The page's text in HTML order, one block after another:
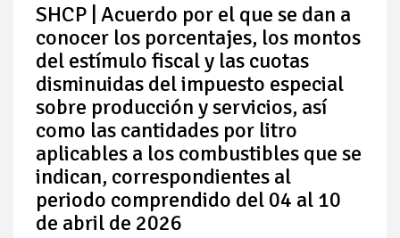
Petróleo continúa su descenso en el mercado internacional
SHCP | Acuerdo por el que se dan a
conocer los porcentajes, los montos
del estímulo fiscal y las cuotas
disminuidas del impuesto especial
sobre producción y servicios, así
como las cantidades por litro
aplicables a los combustibles que se
indican, correspondientes al
periodo comprendido del 04 al 10
de abril de 2026